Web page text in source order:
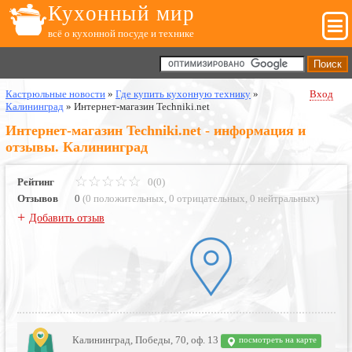
Кухонный мир
всё о кухонной посуде и технике
Кастрюльные новости » Где купить кухонную технику »
Калининград » Интернет-магазин Techniki.net
Вход
Интернет-магазин Techniki.net - информация и
отзывы. Калининград
Рейтинг
0(0)
Отзывов
0 (0 положительных, 0 отрицательных, 0 нейтральных)
+ Добавить отзыв
Калининград, Победы, 70, оф. 13 посмотреть на карте